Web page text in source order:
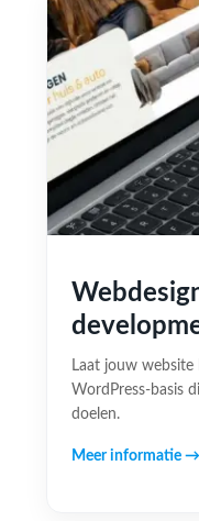
Laat jouw
WordPress-basis
doelen.
Meer informatie →